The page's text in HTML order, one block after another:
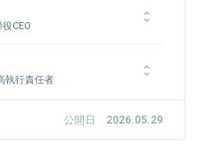
CEO
業。人的資本経営を支える次世
miive（ミーブ）」を展開。2022
執行責任者
業企画部門にて、サイバーエージ
公開日 2026.05.29